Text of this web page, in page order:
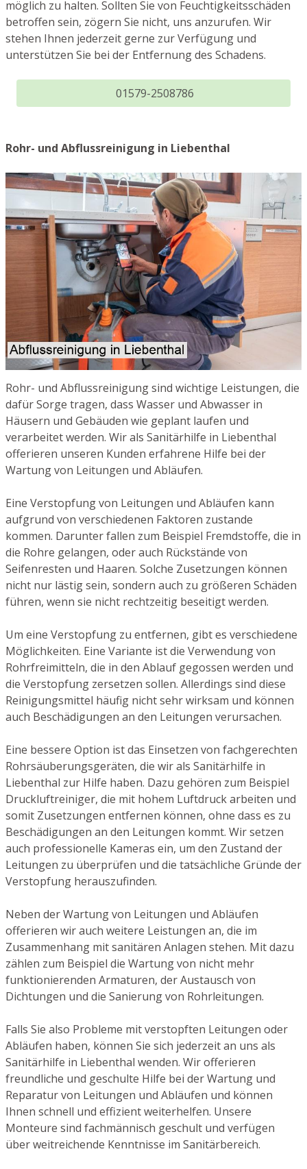
möglich zu halten. Sollten Sie von Feuchtigkeitsschäden
betroffen sein, zögern Sie nicht, uns anzurufen. Wir
stehen Ihnen jederzeit gerne zur Verfügung und
unterstützen Sie bei der Entfernung des Schadens.
01579-2508786
Rohr- und Abflussreinigung in Liebenthal
Rohr- und Abflussreinigung sind wichtige Leistungen, die
dafür Sorge tragen, dass Wasser und Abwasser in
Häusern und Gebäuden wie geplant laufen und
verarbeitet werden. Wir als Sanitärhilfe in Liebenthal
offerieren unseren Kunden erfahrene Hilfe bei der
Wartung von Leitungen und Abläufen.
Eine Verstopfung von Leitungen und Abläufen kann
aufgrund von verschiedenen Faktoren zustande
kommen. Darunter fallen zum Beispiel Fremdstoffe, die in
die Rohre gelangen, oder auch Rückstände von
Seifenresten und Haaren. Solche Zusetzungen können
nicht nur lästig sein, sondern auch zu größeren Schäden
führen, wenn sie nicht rechtzeitig beseitigt werden.
Um eine Verstopfung zu entfernen, gibt es verschiedene
Möglichkeiten. Eine Variante ist die Verwendung von
Rohrfreimitteln, die in den Ablauf gegossen werden und
die Verstopfung zersetzen sollen. Allerdings sind diese
Reinigungsmittel häufig nicht sehr wirksam und können
auch Beschädigungen an den Leitungen verursachen.
Eine bessere Option ist das Einsetzen von fachgerechten
Rohrsäuberungsgeräten, die wir als Sanitärhilfe in
Liebenthal zur Hilfe haben. Dazu gehören zum Beispiel
Druckluftreiniger, die mit hohem Luftdruck arbeiten und
somit Zusetzungen entfernen können, ohne dass es zu
Beschädigungen an den Leitungen kommt. Wir setzen
auch professionelle Kameras ein, um den Zustand der
Leitungen zu überprüfen und die tatsächliche Gründe der
Verstopfung herauszufinden.
Neben der Wartung von Leitungen und Abläufen
offerieren wir auch weitere Leistungen an, die im
Zusammenhang mit sanitären Anlagen stehen. Mit dazu
zählen zum Beispiel die Wartung von nicht mehr
funktionierenden Armaturen, der Austausch von
Dichtungen und die Sanierung von Rohrleitungen.
Falls Sie also Probleme mit verstopften Leitungen oder
Abläufen haben, können Sie sich jederzeit an uns als
Sanitärhilfe in Liebenthal wenden. Wir offerieren
freundliche und geschulte Hilfe bei der Wartung und
Reparatur von Leitungen und Abläufen und können
Ihnen schnell und effizient weiterhelfen. Unsere
Monteure sind fachmännisch geschult und verfügen
über weitreichende Kenntnisse im Sanitärbereich.